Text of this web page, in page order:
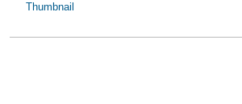
Thumbnail